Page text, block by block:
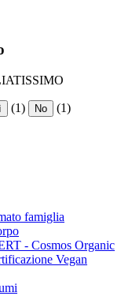
(1) No (1)
famiglia
- Cosmos Organic
Vegan